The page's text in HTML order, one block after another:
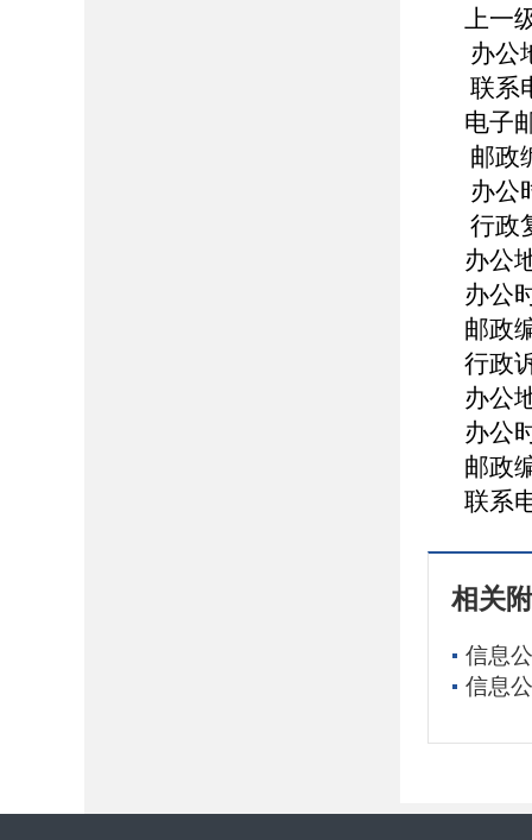
上一
办公
联系
电子
邮政
办公
行政
办公
办公
邮政
行政
办公
办公
邮政
联系
相关
信息
信息